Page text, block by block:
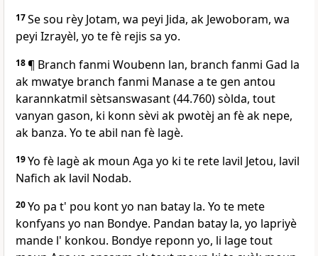
17Se sou rèy Jotam, wa peyi Jida, ak Jewoboram, wa
peyi Izrayèl, yo te fè rejis sa yo.
18¶ Branch fanmi Woubenn lan, branch fanmi Gad la
ak mwatye branch fanmi Manase a te gen antou
karannkatmil sètsanswasant (44.760) sòlda, tout
vanyan gason, ki konn sèvi ak pwotèj an fè ak nepe,
ak banza. Yo te abil nan fè lagè.
19Yo fè lagè ak moun Aga yo ki te rete lavil Jetou, lavil
Nafich ak lavil Nodab.
20Yo pa t' pou kont yo nan batay la. Yo te mete
konfyans yo nan Bondye. Pandan batay la, yo lapriyè
mande l' konkou. Bondye reponn yo, li lage tout